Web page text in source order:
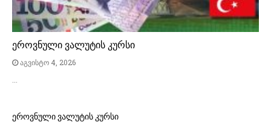
ეროვნული ვალუტის კურსი
აგვისტო 4, 2026
…
ეროვნული ვალუტის კურსი